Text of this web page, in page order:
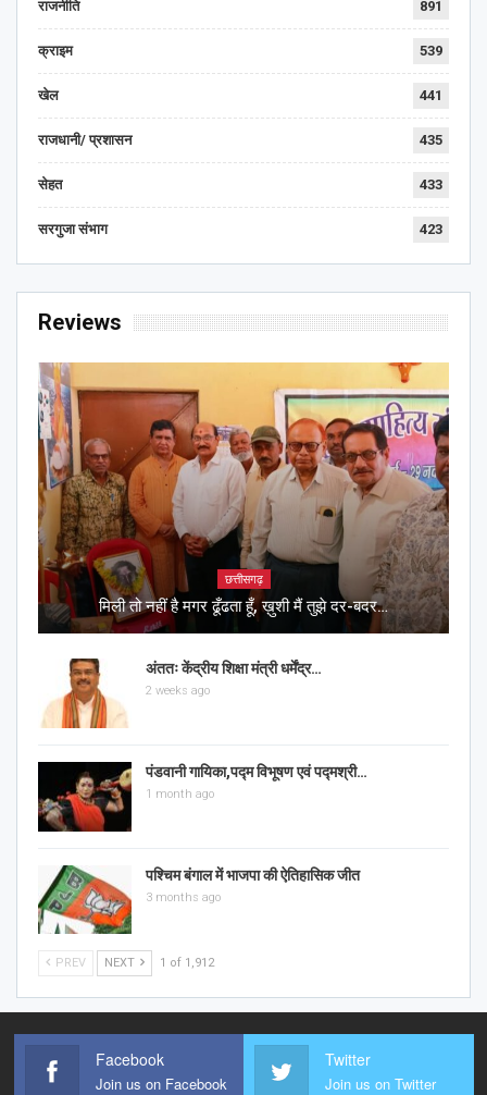
राजनीति 891
क्राइम 539
खेल 441
राजधानी/ प्रशासन 435
सेहत 433
सरगुजा संभाग 423
Reviews
छत्तीसगढ़
मिली तो नहीं है मगर ढूँढता हूँ, ख़ुशी मैं तुझे दर-बदर…
अंततः केंद्रीय शिक्षा मंत्री धर्मेंद्र…
2 weeks ago
पंडवानी गायिका,पद्म विभूषण एवं पद्मश्री…
1 month ago
पश्चिम बंगाल में भाजपा की ऐतिहासिक जीत
3 months ago
PREV NEXT 1 of 1,912
Facebook
Join us on Facebook
Twitter
Join us on Twitter